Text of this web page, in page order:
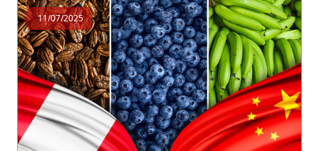
burocráticos, se convierten en barreras para
muchas empresas. ¿Existen diferencias según
el departamento en el que se encuentra una
mype?
11/07/2025